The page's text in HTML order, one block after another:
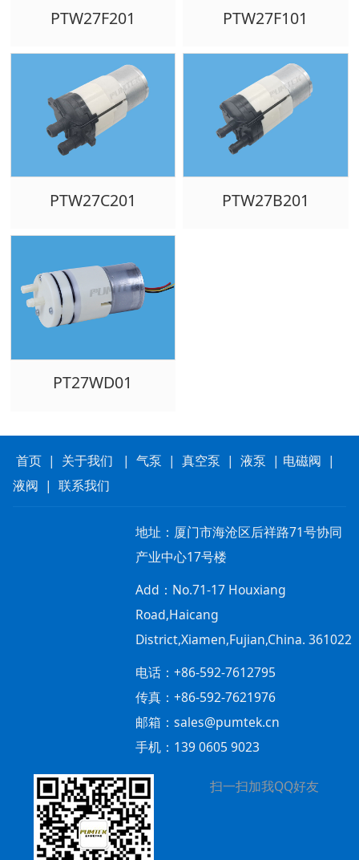
PTW27F201 PTW27F101
PTW27C201 PTW27B201
PT27WD01
首页| 关于我们 | 气泵 | 真空泵 | 液泵 | 电磁阀 |
液阀 | 联系我们
地址： 厦门市海沧区后祥路71号协同
产业中心17号楼
Add： No.71-17 Houxiang
Road,Haicang
District,Xiamen,Fujian,China. 361022
电话：+86-592-7612795
传真：+86-592-7621976
邮箱：sales@pumtek.cn
手机：139 0605 9023
扫一扫加我QQ好友